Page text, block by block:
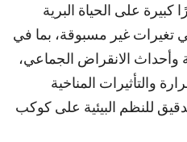
كبيرة على الحياة البرية
تغيرات غير مسبوقة، بما في
وأحداث الانقراض الجماعي،
والتأثيرات المناخية
للنظم البيئية على كوكب